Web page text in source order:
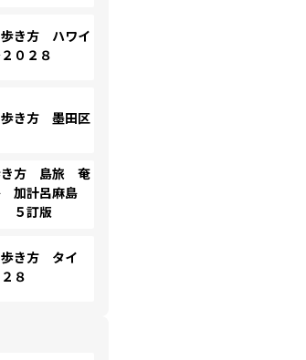
き方 ハワイ
０２８
き方 墨田区
き方 島旅 奄
加計呂麻島
５訂版
歩き方 タイ
８